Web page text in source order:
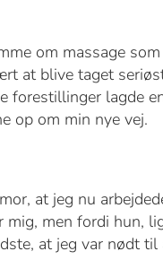
om massage
at blive taget
forestillinger lagde
op om min nye vej.
at jeg nu
men fordi hun,
at jeg var nødt